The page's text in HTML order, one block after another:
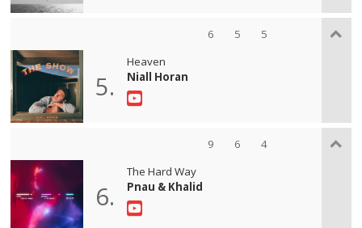
6 5 5
5.
Heaven
Niall Horan
9 6 4
6.
The Hard Way
Pnau & Khalid